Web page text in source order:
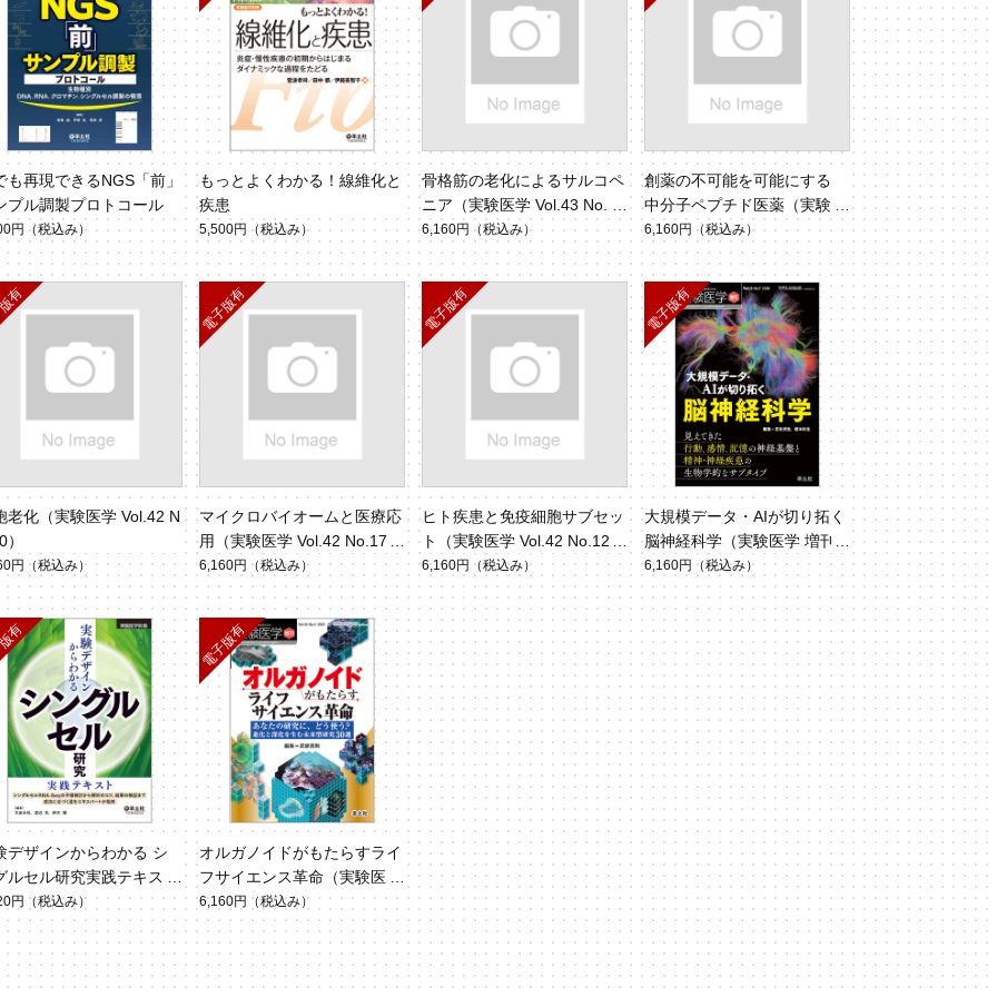
も再現できるNGS「前」
プル調製プロトコール
円 （税込み）
もっとよくわかる！線維化と
疾患
5,500円 （税込み）
骨格筋の老化によるサルコペ
ニア（実験医学 Vol.43 No.
5）
6,160円 （税込み）
創薬の不可能を可能にする
中分子ペプチド医薬（実験医
学 Vol.43 No.2）
6,160円 （税込み）
老化（実験医学 Vol.42 N
円 （税込み）
マイクロバイオームと医療応
用（実験医学 Vol.42 No.17）
6,160円 （税込み）
ヒト疾患と免疫細胞サブセッ
ト（実験医学 Vol.42 No.12）
6,160円 （税込み）
大規模データ・AIが切り拓く
脳神経科学（実験医学 増刊 V
ol.42 No.7）
6,160円 （税込み）
デザインからわかる シ
ルセル研究実践テキスト
験医学 別冊）
円 （税込み）
オルガノイドがもたらすライ
フサイエンス革命（実験医学
増刊 Vol.42 No.5）
6,160円 （税込み）